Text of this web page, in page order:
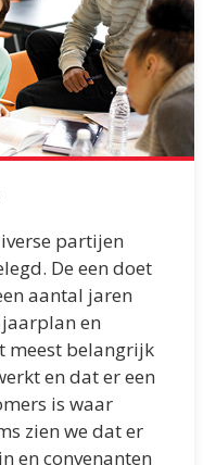
partijen
De een doet
aantal jaren
en
meest belangrijk
en dat er een
is waar
zien we dat er
en convenanten